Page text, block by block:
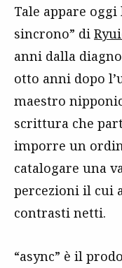
Tale appare
sincrono” di
anni dalla
otto anni dopo
maestro
scrittura che
imporre un
catalogare una
percezioni il cui
contrasti netti.
“async” è il